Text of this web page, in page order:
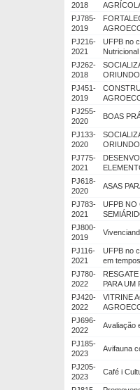
2018
PJ785-
2019
PJ216-
2021
UFPB no
PJ262-
2018
PJ451-
2019
PJ255-
2020
BOAS
PJ133-
2020
PJ775-
2021
PJ618-
2020
ASAS
PJ783-
2021
UFPB NO
PJ800-
2019
PJ116-
2021
UFPB no
em
PJ780-
2022
PARA UM
PJ420-
2022
VITRINE
PJ696-
2022
Avaliação
PJ185-
2023
Avifauna
PJ205-
2023
Café i